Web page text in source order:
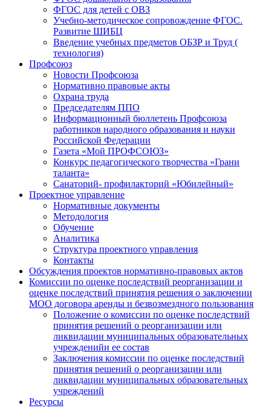
ФГОС для детей с ОВЗ
Учебно-методическое сопровождение ФГОС.
Развитие ШИБЦ
Введение учебных предметов ОБЗР и Труд (
технология)
Профсоюз
Новости Профсоюза
Нормативно правовые акты
Охрана труда
Председателям ППО
Информационный бюллетень Профсоюза
работников народного образования и науки
Российской Федерации
Газета «Мой ПРОФСОЮЗ»
Конкурс педагогического творчества «Грани
таланта»
Санаторий- профилакторий «Юбилейный»
Проектное управление
Нормативные документы
Методология
Обучение
Аналитика
Структура проектного управления
Контакты
Обсуждения проектов нормативно-правовых актов
Комиссии по оценке последствий реорганизации и
оценке последствий принятия решения о заключении
МОО договора аренды и безвозмездного пользования
Положение о комиссии по оценке последствий
принятия решений о реорганизации или
ликвидации муниципальных образовательных
учрежденийи ее состав
Заключения комиссии по оценке последствий
принятия решений о реорганизации или
ликвидации муниципальных образовательных
учреждений
Ресурсы